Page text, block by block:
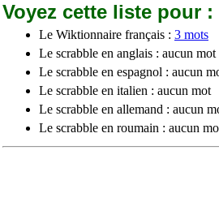
Voyez cette liste pour :
Le Wiktionnaire français : 3 mots
Le scrabble en anglais : aucun mot
Le scrabble en espagnol : aucun
Le scrabble en italien : aucun mot
Le scrabble en allemand : aucun
Le scrabble en roumain : aucun